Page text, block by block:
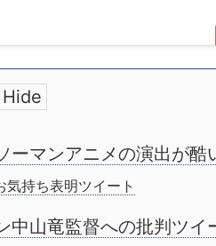
ーマンアニメの演出が酷
気持ち表明ツイート
中山竜監督への批判ツイ